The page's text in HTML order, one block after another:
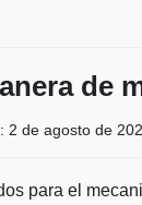
de
2 de agosto de
para el